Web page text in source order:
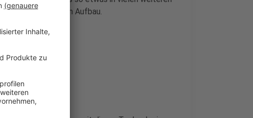
noch im Aufbau.